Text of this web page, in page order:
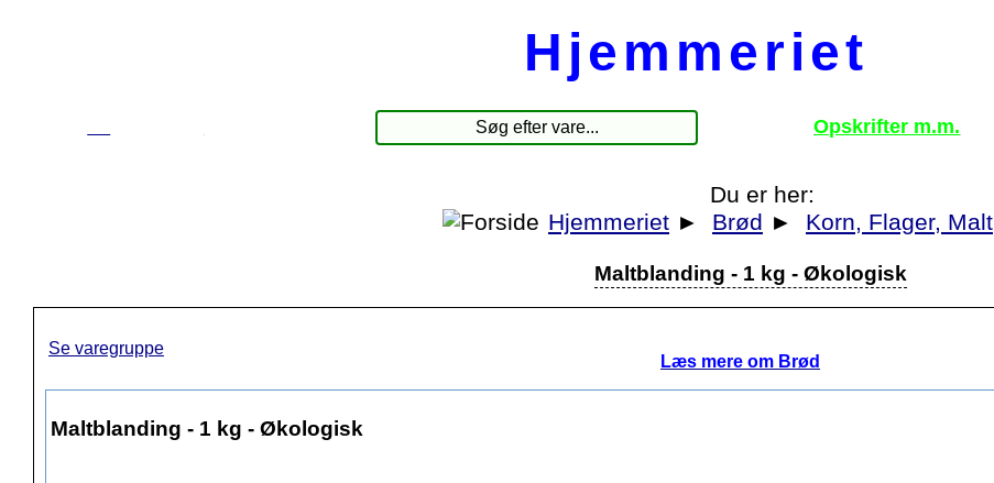
Hjemmeriet
Opskrifter m.m.
Du er her:
Hjemmeriet ► Brød ► Korn, Flager, Malt
Maltblanding - 1 kg - Økologisk
Se varegruppe
Læs mere om Brød
Maltblanding - 1 kg - Økologisk